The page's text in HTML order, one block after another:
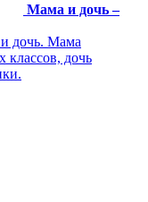
Мама и дочь –
дочь. Мама
классов, дочь